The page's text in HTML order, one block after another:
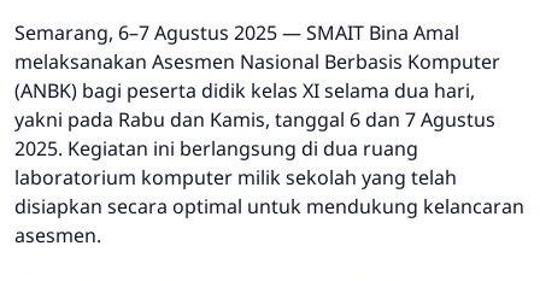
Semarang, 6–7 Agustus 2025 — SMAIT Bina Amal
melaksanakan Asesmen Nasional Berbasis Komputer
(ANBK) bagi peserta didik kelas XI selama dua hari,
yakni pada Rabu dan Kamis, tanggal 6 dan 7 Agustus
2025. Kegiatan ini berlangsung di dua ruang
laboratorium komputer milik sekolah yang telah
disiapkan secara optimal untuk mendukung kelancaran
asesmen.